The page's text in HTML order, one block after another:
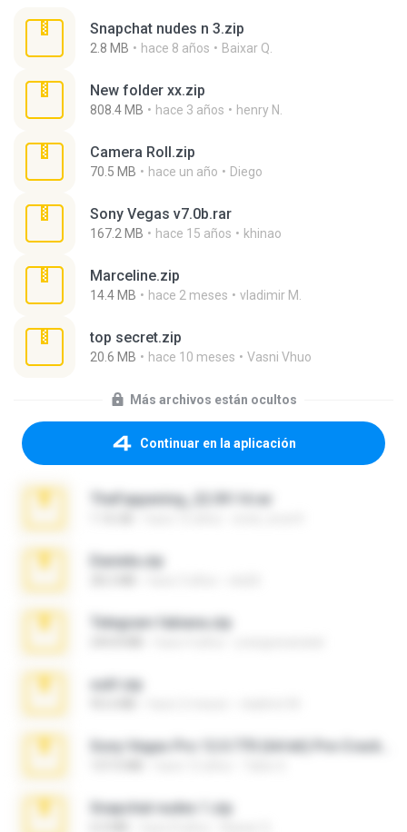
Snapchat nudes n 3.zip
2.8 MB hace 8 años Baixar Q.
New folder xx.zip
808.4 MB hace 3 años henry N.
Camera Roll.zip
70.5 MB hace un año Diego
Sony Vegas v7.0b.rar
167.2 MB hace 15 años khinao
Marceline.zip
14.4 MB hace 2 meses vladimir M.
top secret.zip
20.6 MB hace 10 meses Vasni Vhuo
Más archivos están ocultos
Continuar en la aplicación
TheFappening_22.09.14.rar
Daniela.zip
Telegram fabiana.zip
ouh!.zip
Snapchat nudes 1.zip